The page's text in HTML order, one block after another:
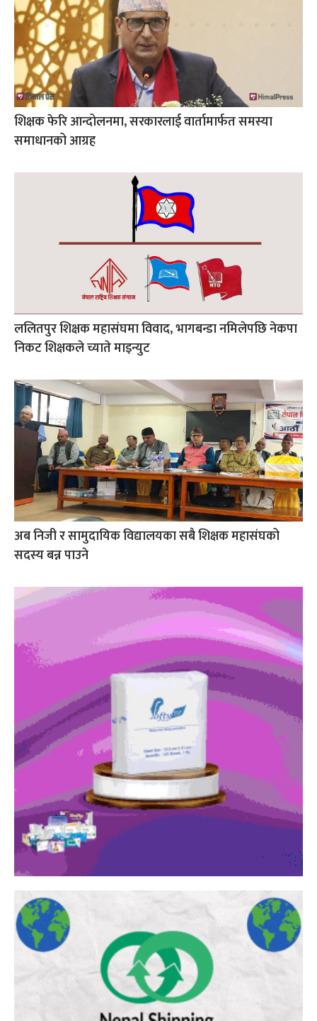
शिक्षक फेरि आन्दोलनमा, सरकारलाई वार्तामार्फत समस्या
समाधानको आग्रह
ललितपुर शिक्षक महासंघमा विवाद, भागबन्डा नमिलेपछि नेकपा
निकट शिक्षकले च्याते माइन्युट
अब निजी र सामुदायिक विद्यालयका सबै शिक्षक महासंघको
सदस्य बन्न पाउने